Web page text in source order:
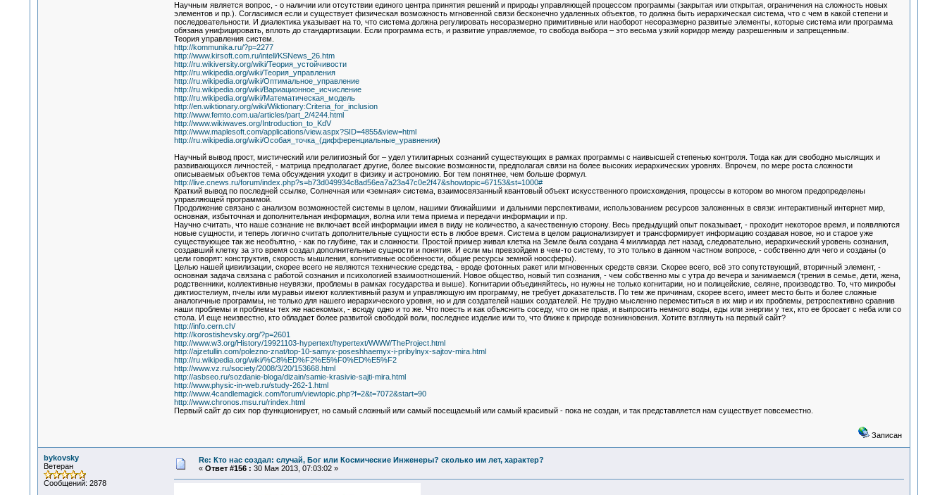
Научным является вопрос, - о наличии или отсутствии единого центра принятия решений и природы управляющей процессом программы (закрытая или открытая, ограничения на сложность новых
элементов и пр.). Согласимся если и существует физическая возможность мгновенной связи бесконечно удаленных объектов, то должна быть иерархическая система, что с чем в какой степени и
последовательности. И диалектика указывает на то, что система должна регулировать несоразмерно примитивные или наоборот несоразмерно развитые элементы, которые система или программа
обязана унифицировать, вплоть до стандартизации. Если программа есть, и развитие управляемое, то свобода выбора – это весьма узкий коридор между разрешенным и запрещенным.
Теория управления систем.
http://kommunika.ru/?p=2277
http://www.kirsoft.com.ru/intell/KSNews_26.htm
http://ru.wikiversity.org/wiki/Теория_устойчивости
http://ru.wikipedia.org/wiki/Теория_управления
http://ru.wikipedia.org/wiki/Оптимальное_управление
http://ru.wikipedia.org/wiki/Вариационное_исчисление
http://ru.wikipedia.org/wiki/Математическая_модель
http://en.wiktionary.org/wiki/Wiktionary:Criteria_for_inclusion
http://www.femto.com.ua/articles/part_2/4244.html
http://www.wikiwaves.org/Introduction_to_KdV
http://www.maplesoft.com/applications/view.aspx?SID=4855&view=html
http://ru.wikipedia.org/wiki/Особая_точка_(дифференциальные_уравнения)
Научный вывод прост, мистический или религиозный бог – удел утилитарных сознаний существующих в рамках программы с наивысшей степенью контроля. Тогда как для свободно мыслящих и
развивающихся личностей, - матрица предполагает другие, более высокие возможности, предполагая связи на более высоких иерархических уровнях. Впрочем, по мере роста сложности
описываемых объектов тема обсуждения уходит в физику и астрономию. Бог тем понятнее, чем больше формул.
http://live.cnews.ru/forum/index.php?s=b73d049934c8ad56ea7a23a47c0e2f47&showtopic=67153&st=1000#
Краткий вывод по последней ссылке, Солнечная или «земная» система, взаимосвязанный квантовый объект искусственного происхождения, процессы в котором во многом предопределены
управляющей программой.
Продолжение связано с анализом возможностей системы в целом, нашими ближайшими и дальними перспективами, использованием ресурсов заложенных в связи: интерактивный интернет мир,
основная, избыточная и дополнительная информация, волна или тема приема и передачи информации и пр.
Научно считать, что наше сознание не включает всей информации имея в виду не количество, а качественную сторону. Весь предыдущий опыт показывает, - проходит некоторое время, и появляются
новые сущности, и теперь логично считать дополнительные сущности есть в любое время. Система в целом рационализирует и трансформирует информацию создавая новое, но и старое уже
существующее так же необъятно, - как по глубине, так и сложности. Простой пример живая клетка на Земле была создана 4 миллиарда лет назад, следовательно, иерархический уровень сознания,
создавший клетку за это время создал дополнительные сущности и понятия. И если мы превзойдем в чем-то систему, то это только в данном частном вопросе, - собственно для чего и созданы (о
цели говорят: конструктив, скорость мышления, когнитивные особенности, общие ресурсы земной ноосферы).
Целью нашей цивилизации, скорее всего не являются технические средства, - вроде фотонных ракет или мгновенных средств связи. Скорее всего, всё это сопутствующий, вторичный элемент, -
основная задача связана с работой сознания и психологией взаимоотношений. Новое общество, новый тип сознания, - чем собственно мы с утра до вечера и занимаемся (трения в семье, дети, жена,
родственники, коллективные неувязки, проблемы в рамках государства и выше). Когнитарии объединяйтесь, но нужны не только когнитарии, но и полицейские, селяне, производство. То, что микробы
диктиостелиум, пчелы или муравьи имеют коллективный разум и управляющую им программу, не требует доказательств. По тем же причинам, скорее всего, имеет место быть и более сложные
аналогичные программы, не только для нашего иерархического уровня, но и для создателей наших создателей. Не трудно мысленно переместиться в их мир и их проблемы, ретроспективно сравнив
наши проблемы и проблемы тех же насекомых, - всюду одно и то же. Что поесть и как объяснить соседу, что он не прав, и выпросить немного воды, еды или энергии у тех, кто ее бросает с неба или со
стола. И еще неизвестно, кто обладает более развитой свободой воли, последнее изделие или то, что ближе к природе возникновения. Хотите взглянуть на первый сайт?
http://info.cern.ch/
http://korostishevsky.org/?p=2601
http://www.w3.org/History/19921103-hypertext/hypertext/WWW/TheProject.html
http://ajzetullin.com/polezno-znat/top-10-samyx-poseshhaemyx-i-pribylnyx-sajtov-mira.html
http://ru.wikipedia.org/wiki/%C8%ED%F2%E5%F0%ED%E5%F2
http://www.vz.ru/society/2008/3/20/153668.html
http://asbseo.ru/sozdanie-bloga/dizain/samie-krasivie-sajti-mira.html
http://www.physic-in-web.ru/study-262-1.html
http://www.4candlemagick.com/forum/viewtopic.php?f=2&t=7072&start=90
http://www.chronos.msu.ru/rindex.html
Первый сайт до сих пор функционирует, но самый сложный или самый посещаемый или самый красивый - пока не создан, и так представляется нам существует повсеместно.
Записан
bykovsky
Ветеран
Сообщений: 2878
Re: Кто нас создал: случай, Бог или Космические Инженеры? сколько им лет, характер?
« Ответ #156 : 30 Мая 2013, 07:03:02 »